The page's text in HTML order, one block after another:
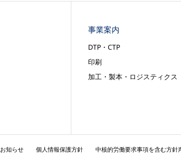
事業案内
DTP・CTP
印刷
加工・製本・ロジスティクス
お知らせ 個人情報保護方針 中核的労働要求事項を含む方針